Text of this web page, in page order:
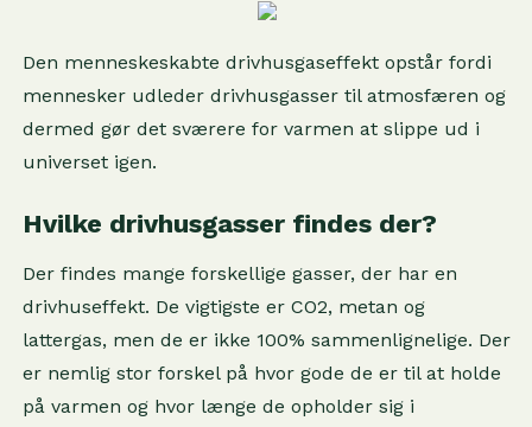
Den menneskeskabte drivhusgaseffekt opstår fordi
mennesker udleder drivhusgasser til atmosfæren og
dermed gør det sværere for varmen at slippe ud i
universet igen.
Hvilke drivhusgasser findes der?
Der findes mange forskellige gasser, der har en
drivhuseffekt. De vigtigste er CO2, metan og
lattergas, men de er ikke 100% sammenlignelige. Der
er nemlig stor forskel på hvor gode de er til at holde
på varmen og hvor længe de opholder sig i